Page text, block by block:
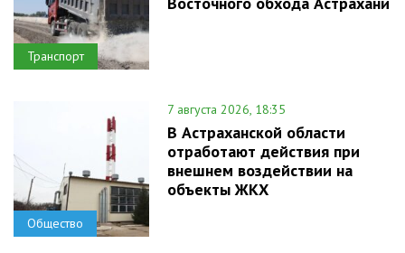
Транспорт
Общество
7 августа 2026, 18:35
В Астраханской области
отработают действия при
внешнем воздействии на
объекты ЖКХ